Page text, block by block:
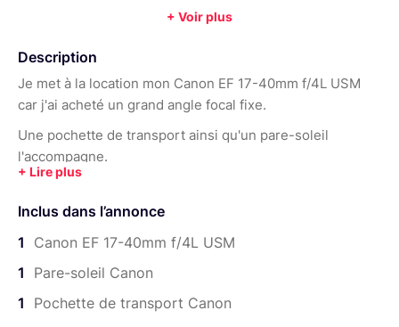
Poids :
+ Voir plus
Description
Je met à la location mon Canon EF 17-40mm f/4L USM
car j'ai acheté un grand angle focal fixe.
Une pochette de transport ainsi qu'un pare-soleil
l'accompagne.
bague de focus. L'auto-focus marche très bien et le piqué
est présent sur l'objectif.
Ce grand angle saura être polyvalent pour correspondre
à votre pratique ! A bientôt :)
Inclus dans l’annonce
1
Canon EF 17-40mm f/4L USM
1
Pare-soleil Canon
1
Pochette de transport Canon